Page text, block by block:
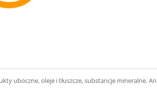
uboczne, oleje i tłuszcze, substancje mineralne.